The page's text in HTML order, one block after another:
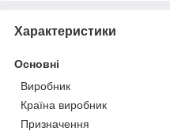
Характеристики
Основні
Виробник
Країна виробник
Призначення